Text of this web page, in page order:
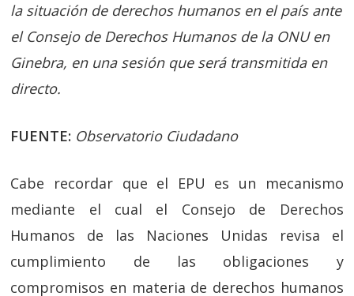
la situación de derechos humanos en el país ante
el Consejo de Derechos Humanos de la ONU en
Ginebra, en una sesión que será transmitida en
directo.
FUENTE: Observatorio Ciudadano
Cabe recordar que el EPU es un mecanismo
mediante el cual el Consejo de Derechos
Humanos de las Naciones Unidas revisa el
cumplimiento de las obligaciones y
compromisos en materia de derechos humanos